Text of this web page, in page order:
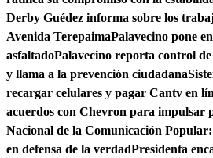
Derby Guédez informa sobre los
Avenida TerepaimaPalavecino pone
asfaltadoPalavecino reporta control
y llama a la prevención ciudadana
recargar celulares y pagar Cantv en
acuerdos con Chevron para impulsar
Nacional de la Comunicación
en defensa de la verdadPresidenta